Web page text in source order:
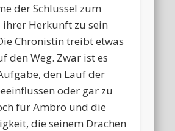
der Schlüssel zum
ihrer Herkunft zu sein
Chronistin treibt etwas
den Weg. Zwar ist es
den Lauf der
oder gar zu
für Ambro und die
die seinem Drachen